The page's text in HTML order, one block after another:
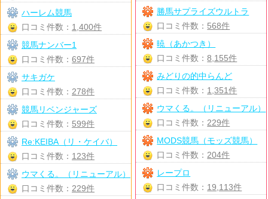
勝馬サプライズウルトラ
口コミ件数： 568件
暁（あかつき）
口コミ件数：8,155件
みどりの的中らんど
口コミ件数： 1,351件
ウマくる。（リニューアル）
口コミ件数： 229件
MODS競馬（モッズ競馬）
口コミ件数： 204件
レープロ
口コミ件数： 19,113件
ハーレム競馬
口コミ件数： 1,400件
競馬ナンバー1
口コミ件数： 697件
サキガケ
口コミ件数： 278件
競馬リベンジャーズ
口コミ件数： 599件
Re:KEIBA（リ・ケイバ）
口コミ件数： 123件
ウマくる。（リニューアル）
口コミ件数： 229件